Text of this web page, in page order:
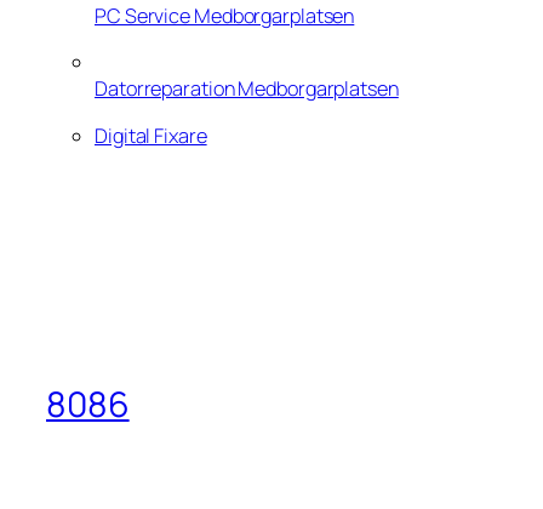
PC Service Medborgarplatsen
Datorreparation Medborgarplatsen
Digital Fixare
8086